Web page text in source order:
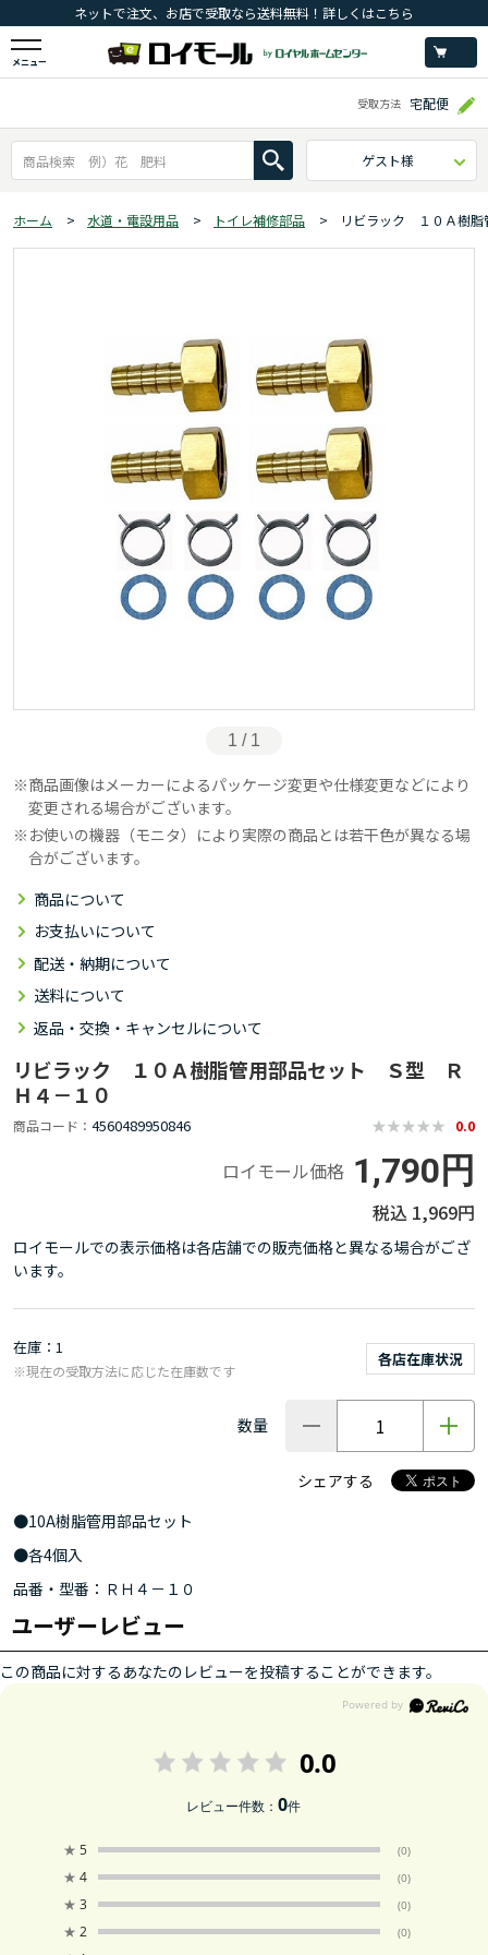
ネットで注文、お店で受取なら送料無料！詳しくはこちら
メニュー
受取方法 宅配便
ゲスト様
ホーム > 水道・電設用品 > トイレ補修部品 > リビラック １０Ａ樹
1 / 1
商品画像はメーカーによるパッケージ変更や仕様変更などにより
変更される場合がございます。
お使いの機器（モニタ）により実際の商品とは若干色が異なる場
合がございます。
商品について
お支払いについて
配送・納期について
送料について
返品・交換・キャンセルについて
リビラック １０Ａ樹脂管用部品セット Ｓ型 Ｒ
Ｈ４－１０
商品コード 4560489950846 0.0
ロイモール価格 1,790円
1,969円
ロイモールでの表示価格は各店舗での販売価格と異なる場合がござ
います。
在庫 1
各店在庫状況
※現在の受取方法に応じた在庫数です
数量
シェアする
●10A樹脂管用部品セット
●各4個入
品番・型番：ＲＨ４－１０
ユーザーレビュー
この商品に対するあなたのレビューを投稿することができます。
0.0
レビュー件数：0件
★ 5 (0)
★ 4 (0)
★ 3 (0)
★ 2 (0)